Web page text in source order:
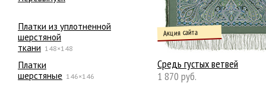
Платки из уплотненной
шерстяной
ткани 148×148
Платки
шерстяные 146×146
Средь густых ветвей
Акция сайта
1 870 руб.